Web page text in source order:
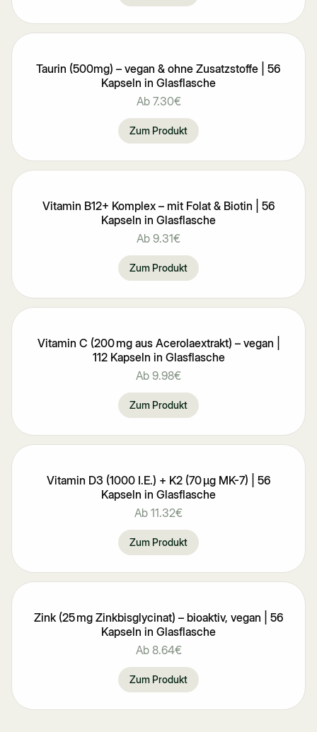
Taurin (500mg) – vegan & ohne Zusatzstoffe | 56
Kapseln in Glasflasche
Ab 7.30€
Zum Produkt
Vitamin B12+ Komplex – mit Folat & Biotin | 56
Kapseln in Glasflasche
Ab 9.31€
Zum Produkt
Vitamin C (200 mg aus Acerolaextrakt) – vegan |
112 Kapseln in Glasflasche
Ab 9.98€
Zum Produkt
Vitamin D3 (1000 I.E.) + K2 (70 μg MK-7) | 56
Kapseln in Glasflasche
Ab 11.32€
Zum Produkt
Zink (25 mg Zinkbisglycinat) – bioaktiv, vegan | 56
Kapseln in Glasflasche
Ab 8.64€
Zum Produkt